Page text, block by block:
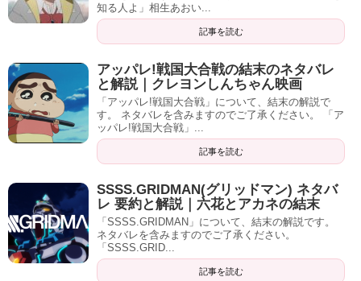
知る人よ」相生あおい...
記事を読む
アッパレ!戦国大合戦の結末のネタバレ
と解説｜クレヨンしんちゃん映画
「アッパレ!戦国大合戦」について、結末の解説で
す。 ネタバレを含みますのでご了承ください。 「ア
ッパレ!戦国大合戦」...
記事を読む
SSSS.GRIDMAN(グリッドマン) ネタバ
レ 要約と解説｜六花とアカネの結末
「SSSS.GRIDMAN」について、結末の解説です。
ネタバレを含みますのでご了承ください。
「SSSS.GRID...
記事を読む